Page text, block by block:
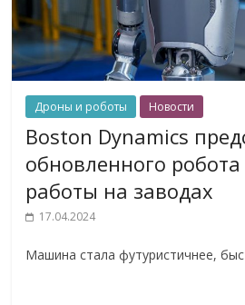
Дроны и роботы Новости
Boston Dynamics
обновленного
работы на заводах
17.04.2024
Машина стала футуристичнее,